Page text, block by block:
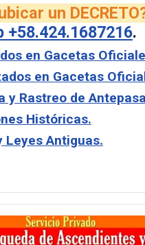
un
+58.424.1687216.
en Gacetas
en Gacetas
y Rastreo de
Históricas.
Leyes Antiguas.